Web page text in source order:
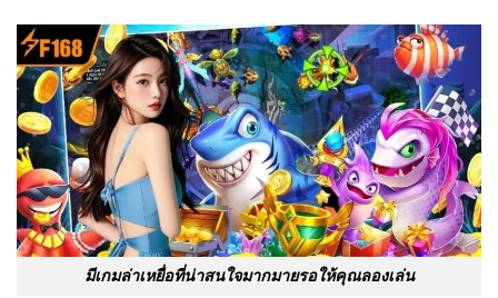
มีเกมล่าเหยื่อที่น่าสนใจมากมายรอให้คุณลองเล่น